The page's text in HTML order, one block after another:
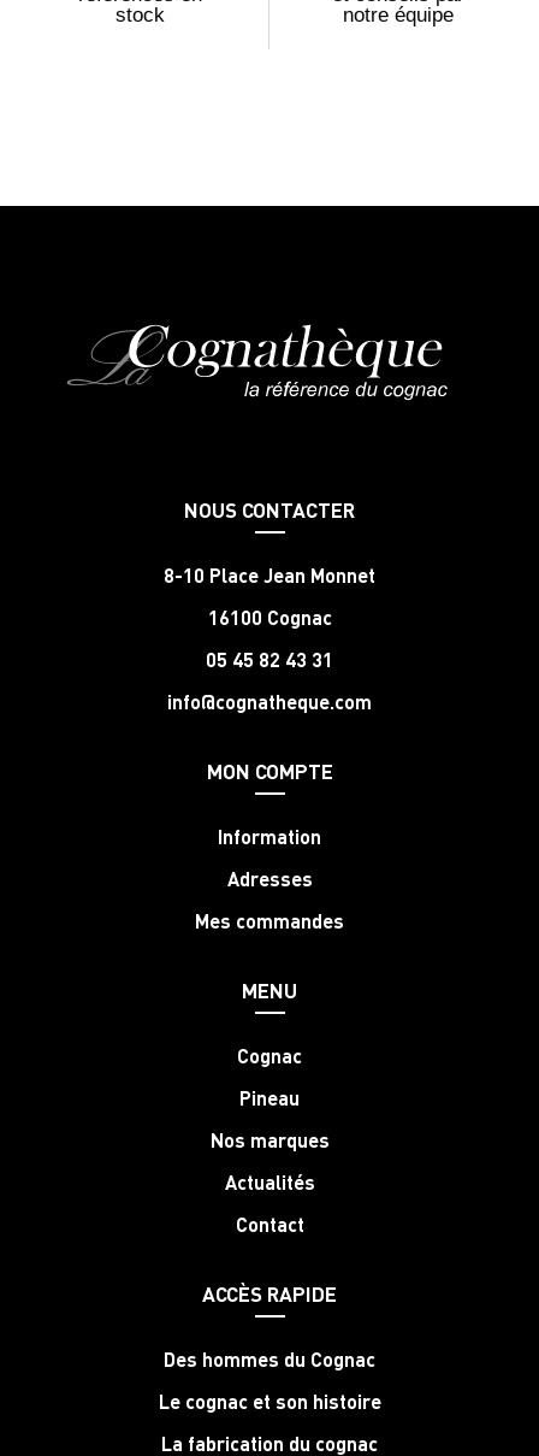
stock
notre équipe
NOUS CONTACTER
8-10 Place Jean Monnet
16100 Cognac
05 45 82 43 31
info@cognatheque.com
MON COMPTE
Information
Adresses
Mes commandes
MENU
Cognac
Pineau
Nos marques
Actualités
Contact
ACCÈS RAPIDE
Des hommes du Cognac
Le cognac et son histoire
La fabrication du cognac